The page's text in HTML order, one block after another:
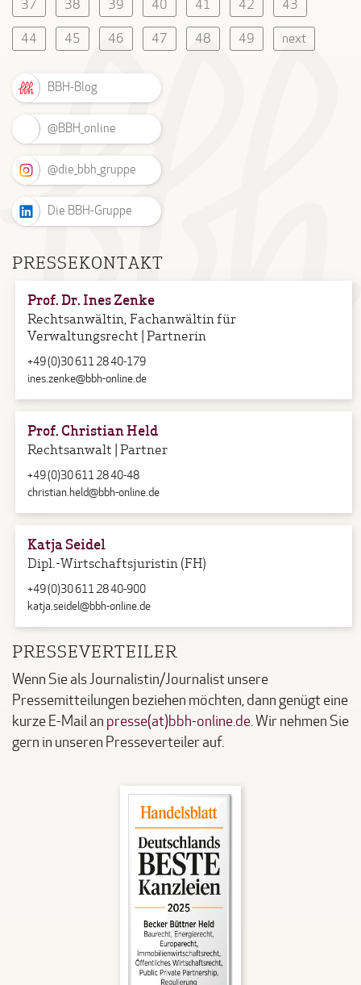
37 38 39 40 41 42 43
44 45 46 47 48 49 next
BBH-Blog
@BBH_online
@die_bbh_gruppe
Die BBH-Gruppe
PRESSEKONTAKT
Prof. Dr. Ines Zenke
Rechtsanwältin, Fachanwältin für
Verwaltungsrecht | Partnerin
+49 (0)30 611 28 40-179
ines.zenke@bbh-online.de
Prof. Christian Held
Rechtsanwalt | Partner
+49 (0)30 611 28 40-48
christian.held@bbh-online.de
Katja Seidel
Dipl.-Wirtschaftsjuristin (FH)
+49 (0)30 611 28 40-900
katja.seidel@bbh-online.de
PRESSEVERTEILER
Wenn Sie als Journalistin/Journalist unsere
Pressemitteilungen beziehen möchten, dann genügt eine
kurze E-Mail an presse(at)bbh-online.de. Wir nehmen Sie
gern in unseren Presseverteiler auf.